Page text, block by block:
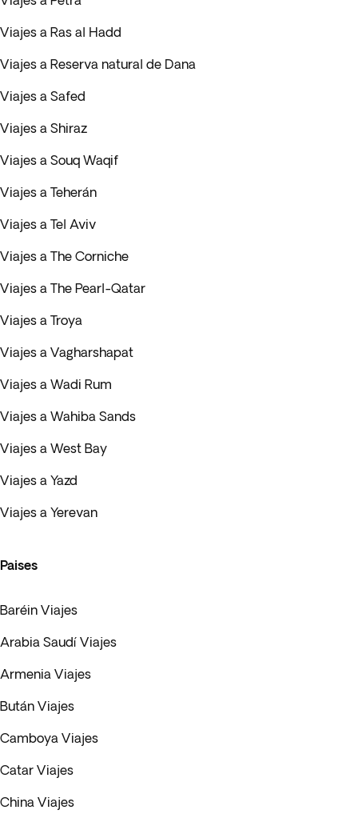
Viajes a Ras al Hadd
Viajes a Reserva natural de Dana
Viajes a Safed
Viajes a Shiraz
Viajes a Souq Waqif
Viajes a Teherán
Viajes a Tel Aviv
Viajes a The Corniche
Viajes a The Pearl-Qatar
Viajes a Troya
Viajes a Vagharshapat
Viajes a Wadi Rum
Viajes a Wahiba Sands
Viajes a West Bay
Viajes a Yazd
Viajes a Yerevan
Paises
Baréin Viajes
Arabia Saudí Viajes
Armenia Viajes
Bután Viajes
Camboya Viajes
Catar Viajes
China Viajes